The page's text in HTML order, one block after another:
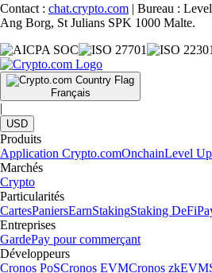
Contact : chat.crypto.com | Bureau :
Ang Borg, St Julians SPK 1000 Malte.
Français
|
USD
Produits
Application Crypto.comOnchainLevel Up
Marchés
Crypto
Particularités
CartesPaniersEarnStakingStaking DeFi
Entreprises
GardePay pour commerçant
Développeurs
Cronos PoSCronos EVMCronos zkEVM